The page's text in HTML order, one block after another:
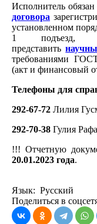
Исполнитель
договора
установленном
1 подъезд,
представить
требованиями
(акт и финансовый
Телефоны для
292-67-72 Лилия
292-70-38 Гулия
!!! Отчетную
20.01.2023 года.
Язык: Русский
Поделиться в